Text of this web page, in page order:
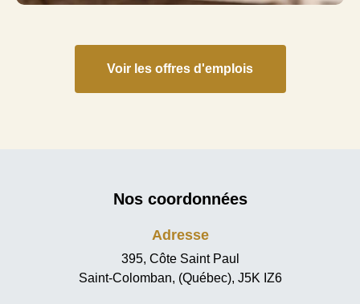
Voir les offres d'emplois
Nos coordonnées
Adresse
395, Côte Saint Paul
Saint-Colomban, (Québec), J5K IZ6